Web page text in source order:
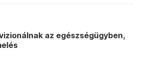
az egészségügyben,